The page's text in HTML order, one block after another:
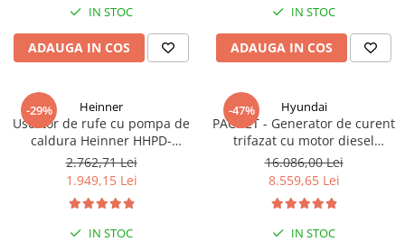
IN STOC
ADAUGA IN COS
IN STOC
ADAUGA IN COS
-29% Heinner
Uscator de rufe cu pompa de
caldura Heinner HHPD-
V9T2KA++ Capacitate 9kg,
Clasa A++, 15 programe,
Display LED, Program Baby
Care, Functie anti-sifonare
2.762,71 Lei
1.949,15 Lei
IN STOC
-47% Hyundai
PACHET - Generator de curent
trifazat cu motor diesel
Hyundai DHY8600SE-T, putere
motor 12 CP, Putere maxima
7.9 kVA, tensiune 380 / 220 V +
Automatizare trifazata ATS12-
3P
16.086,00 Lei
8.559,65 Lei
IN STOC